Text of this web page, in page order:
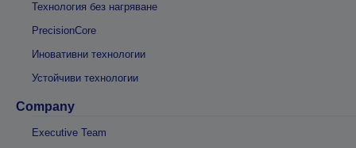
Технология без нагряване
PrecisionCore
Иновативни технологии
Устойчиви технологии
Company
Executive Team